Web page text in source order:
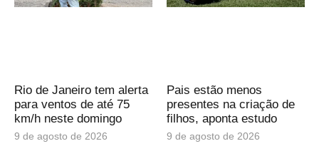
Rio de Janeiro tem alerta
para ventos de até 75
km/h neste domingo
9 de agosto de 2026
Pais estão menos
presentes na criação de
filhos, aponta estudo
9 de agosto de 2026